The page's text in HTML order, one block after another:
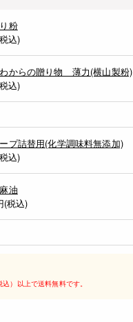
粉
込)
からの贈り物 薄力(横山製粉)
込)
プ詰替用(化学調味料無添加)
込)
油
(税込)
）以上で送料無料です。